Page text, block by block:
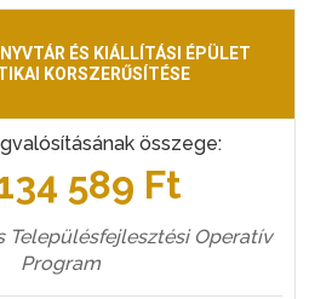
ÉS KIÁLLÍTÁSI ÉPÜLET
KORSZERŰSÍTÉSE
összege:
589 Ft
Településfejlesztési Operatív
Program